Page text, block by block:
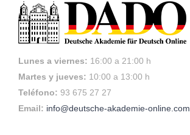
Lunes a viernes: 16:00 a 21:00 h
Martes y jueves: 10:00 a 13:00 h
Teléfono: 93 675 27 27
Email: info@deutsche-akademie-online.com